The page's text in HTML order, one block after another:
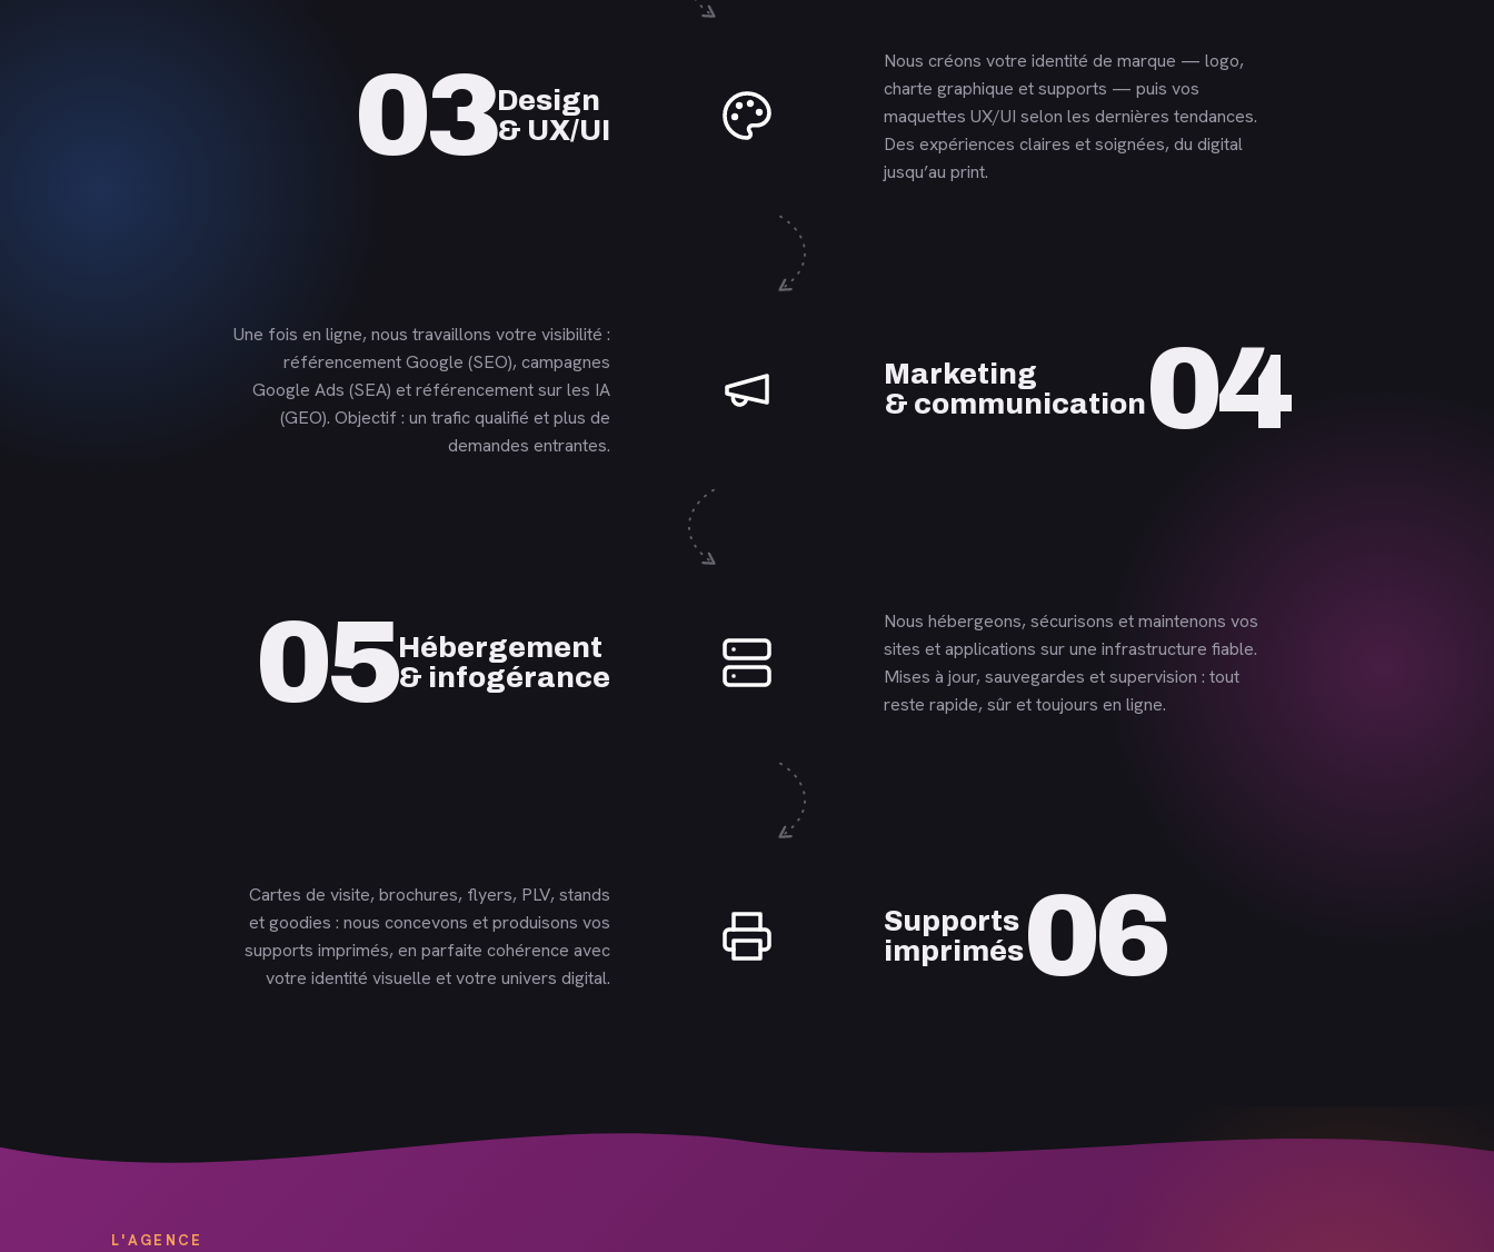
03Design
& UX/UI
En savoir plus
Nous créons votre identité de marque — logo,
charte graphique et supports — puis vos
maquettes UX/UI selon les dernières tendances.
Des expériences claires et soignées, du digital
jusqu’au print.
Une fois en ligne, nous travaillons votre visibilité :
référencement Google (SEO), campagnes
Google Ads (SEA) et référencement sur les IA
(GEO). Objectif : un trafic qualifié et plus de
demandes entrantes.
En savoir plus
Marketing
& communication04
05Hébergement
& infogérance
En savoir plus
Nous hébergeons, sécurisons et maintenons vos
sites et applications sur une infrastructure fiable.
Mises à jour, sauvegardes et supervision : tout
reste rapide, sûr et toujours en ligne.
Cartes de visite, brochures, flyers, PLV, stands
et goodies : nous concevons et produisons vos
supports imprimés, en parfaite cohérence avec
votre identité visuelle et votre univers digital.
En savoir plus
Supports
imprimés06
L'AGENCE